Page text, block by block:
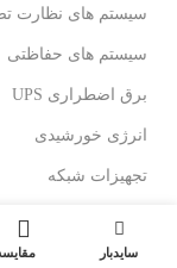
سیستم های نظارت
سیستم های حفاظتی
برق اضطراری UPS
انرژی خورشیدی
تجهیزات شبکه
رک های دیواری
سایدبار